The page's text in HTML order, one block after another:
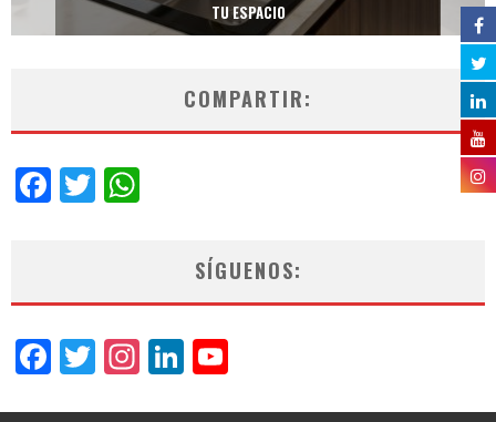
TU ESPACIO
COMPARTIR:
Facebook
Twitter
SÍGUENOS:
Facebook
Twitter
Instagram
LinkedIn